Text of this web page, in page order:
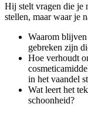
Hij stelt vragen die je
stellen, maar waar je
Waarom
gebreken zijn
Hoe verhoudt
in het vaandel
Wat leert het
schoonheid?